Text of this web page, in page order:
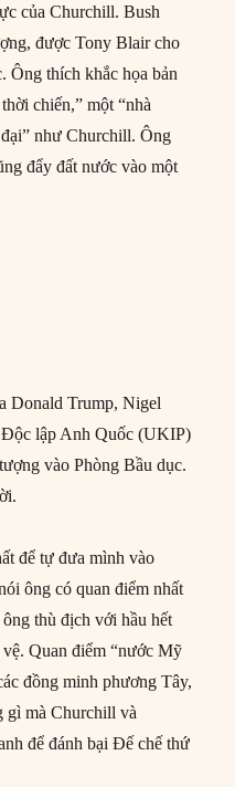
của Churchill. Bush
được Tony Blair cho
Ông thích khắc họa bản
chiến,” một “nhà
như Churchill. Ông
đẩy đất nước vào một
Donald Trump, Nigel
Độc lập Anh Quốc (UKIP)
vào Phòng Bầu dục.
để tự đưa mình vào
ông có quan điểm nhất
thù địch với hầu hết
Quan điểm “nước Mỹ
đồng minh phương Tây,
gì mà Churchill và
để đánh bại Đế chế thứ